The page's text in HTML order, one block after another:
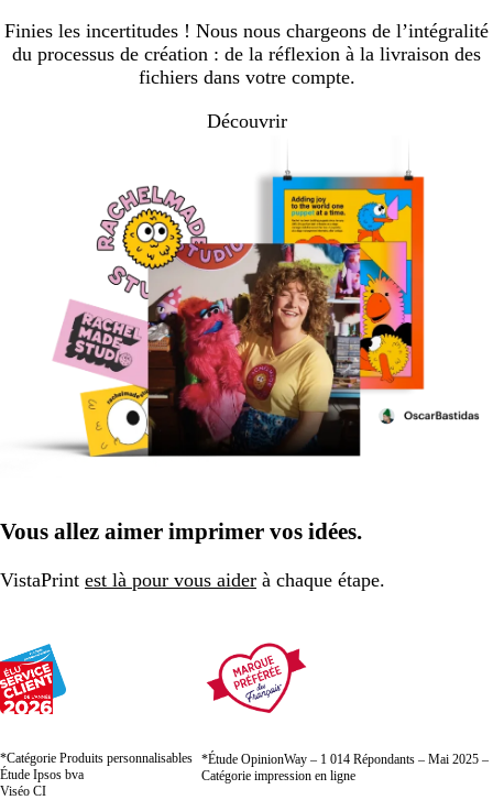
Finies les incertitudes ! Nous nous chargeons de l’intégralité
du processus de création : de la réflexion à la livraison des
fichiers dans votre compte.
Découvrir
Vous allez aimer imprimer vos idées.
VistaPrint est là pour vous aider à chaque étape.
*Catégorie Produits personnalisables
Étude Ipsos bva
Viséo CI
*Étude OpinionWay – 1 014 Répondants – Mai 2025 –
Catégorie impression en ligne